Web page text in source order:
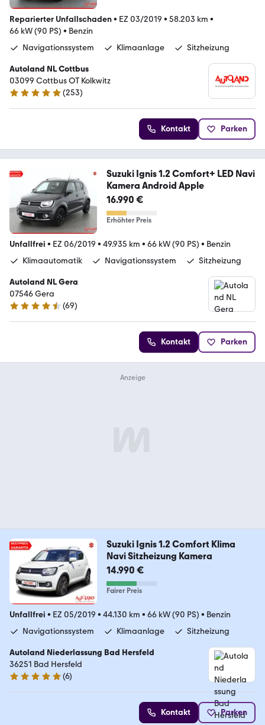
Reparierter Unfallschaden• EZ 03/2019 • 58.203 km •
66 kW (90 PS) • Benzin
Navigationssystem
Klimaanlage Sitzheizung
Autoland NL Cottbus
03099 Cottbus OT Kolkwitz
4.8 Sterne
(253)
Kontakt Parken
Suzuki Ignis 1.2 Comfort+ LED Navi
Kamera Android Apple
16.990 €
Erhöhter Preis
Unfallfrei • EZ 06/2019 • 49.935 km • 66 kW (90 PS) • Benzin
Klimaautomatik
Navigationssystem Sitzheizung
Autoland NL Gera
07546 Gera
4.6 Sterne
(69)
Kontakt Parken
Suzuki Ignis 1.2 Comfort Klima
Navi Sitzheizung Kamera
14.990 €
Fairer Preis
Unfallfrei • EZ 05/2019 • 44.130 km • 66 kW (90 PS) • Benzin
Navigationssystem
Klimaanlage Sitzheizung
Autoland Niederlassung Bad Hersfeld
36251 Bad Hersfeld
4.9 Sterne
(6)
Kontakt Parken